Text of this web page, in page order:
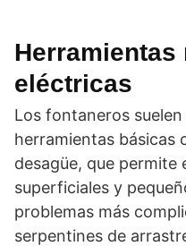
Herramientas
eléctricas
Los fontaneros
herramientas básicas
desagüe, que permite
superficiales y
problemas más
serpentines de